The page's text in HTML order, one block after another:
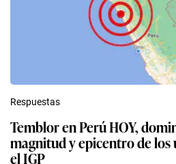
Respuestas
Temblor en Perú HOY,
magnitud y epicentro de los
el IGP